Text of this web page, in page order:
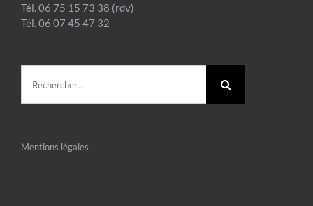
Tél. 06 75 15 73 38 (rdv)
Tél. 06 07 45 47 32
Mentions légales